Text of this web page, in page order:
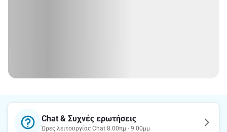
Chat & Συχνές ερωτήσεις
Ώρες λειτουργίας Chat 8.00πμ - 9.00μμ